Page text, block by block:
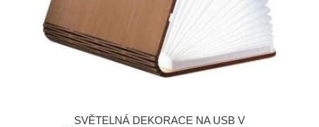
SVĚTELNÁ DEKORACE NA USB V